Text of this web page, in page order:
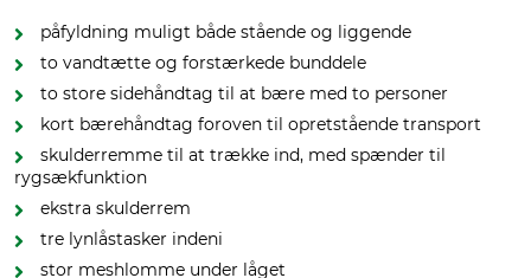
påfyldning muligt både stående og liggende
to vandtætte og forstærkede bunddele
to store sidehåndtag til at bære med to personer
kort bærehåndtag foroven til opretstående transport
skulderremme til at trække ind, med spænder til
rygsækfunktion
ekstra skulderrem
tre lynlåstasker indeni
stor meshlomme under låget